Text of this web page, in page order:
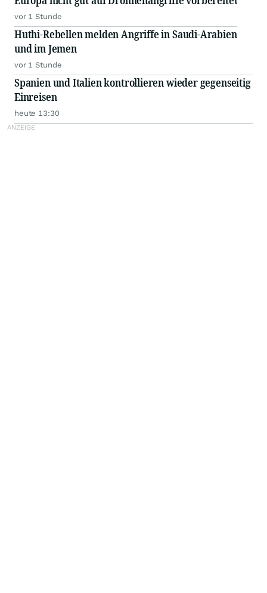
vor 1 Stunde
Huthi-Rebellen melden Angriffe in Saudi-Arabien
und im Jemen
vor 1 Stunde
Spanien und Italien kontrollieren wieder gegenseitig
Einreisen
heute 13:30